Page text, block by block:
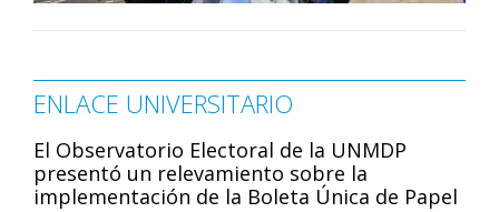
ENLACE UNIVERSITARIO
El Observatorio Electoral de la UNMDP
presentó un relevamiento sobre la
implementación de la Boleta Única de Papel